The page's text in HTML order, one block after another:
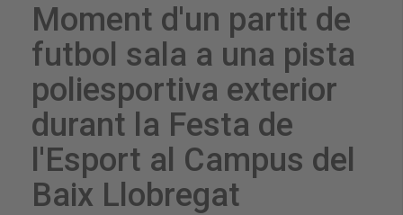
Moment d'un partit de
futbol sala a una pista
poliesportiva exterior
durant la Festa de
l'Esport al Campus del
Baix Llobregat